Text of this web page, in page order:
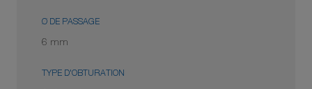
Ø DE PASSAGE
6 mm
TYPE D'OBTURATION